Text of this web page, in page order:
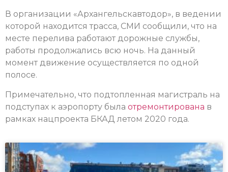
В организации «Архангельскавтодор», в ведении
которой находится трасса, СМИ сообщили, что на
месте перелива работают дорожные службы,
работы продолжались всю ночь. На данный
момент движение осуществляется по одной
полосе.
Примечательно, что подтопленная магистраль на
подступах к аэропорту была отремонтирована в
рамках нацпроекта БКАД летом 2020 года.